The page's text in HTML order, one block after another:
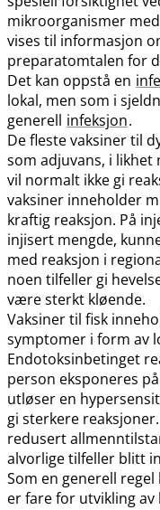
mikroorganismer
vises til informasjon
preparatomtalen for
Det kan oppstå en
lokal, men som i
generell infeksjon.
De fleste vaksiner til
som adjuvans, i likhet
vil normalt ikke gi
vaksiner inneholder
kraftig reaksjon. På
injisert mengde,
med reaksjon i
noen tilfeller gi
være sterkt kløende.
Vaksiner til fisk
symptomer i form av
Endotoksinbetinget
person eksponeres
utløser en
gi sterkere
redusert
alvorlige tilfeller blitt
Som en generell
er fare for utvikling